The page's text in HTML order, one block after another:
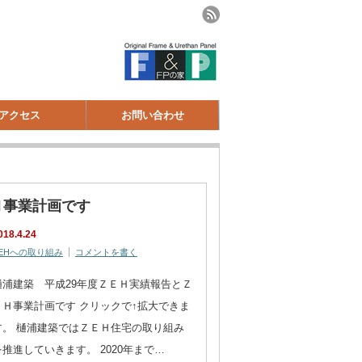
アクセス お問い合わせ
業計画です
への取り組み コメントを書く
浦建築 平成29年度ＺＥＨ実績報告とＺ
Ｈ事業計画です クリックで↑拡大できま
。 樋浦建築ではＺＥＨ住宅の取り組み
推進していきます。 2020年まで…